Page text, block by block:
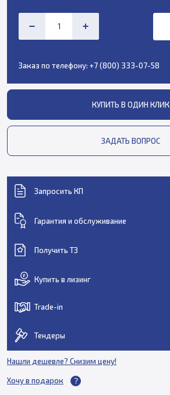
Заказ по телефону: +7 (800) 333-07-58
КУПИТЬ В ОДИН КЛИК
ЗАДАТЬ ВОПРОС
Запросить КП
Гарантия и обслуживание
Получить ТЗ
Купить в лизинг
Trade-in
Тендеры
Нашли дешевле? Снизим цену!
Хочу в подарок